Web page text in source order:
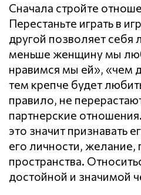
Сначала стройте
Перестаньте играть в
другой позволяет себя
меньше женщину мы
нравимся мы ей», «чем
тем крепче будет
правило, не
партнерские
это значит признавать
его личности, желание,
пространства.
достойной и значимой